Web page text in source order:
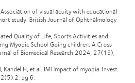
Association of visual acuity with educational
study. British Journal of Ophthalmology
Quality of Life, Sports Activities and
Myopic School Going children: A Cross
of Biomedical Research 2024; 27(1S),
Kandel H, et al. IMI Impact of myopia. Invest
pg 6.